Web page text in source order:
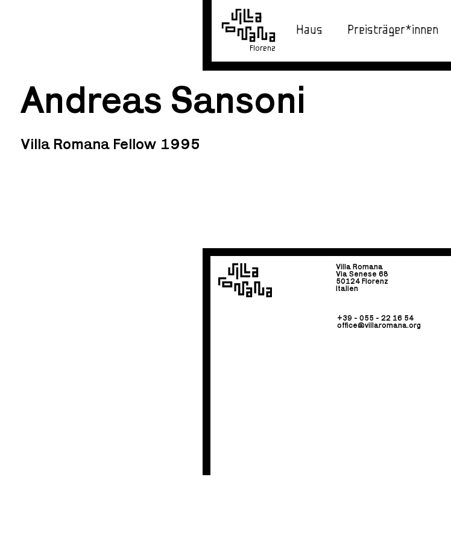
Florenz
Haus Preisträger*innen
Andreas Sansoni
Villa Romana Fellow 1995
Villa Romana
Via Senese 68
50124 Florenz
Italien
+39 - 055 - 22 16 54
office@villaromana.org